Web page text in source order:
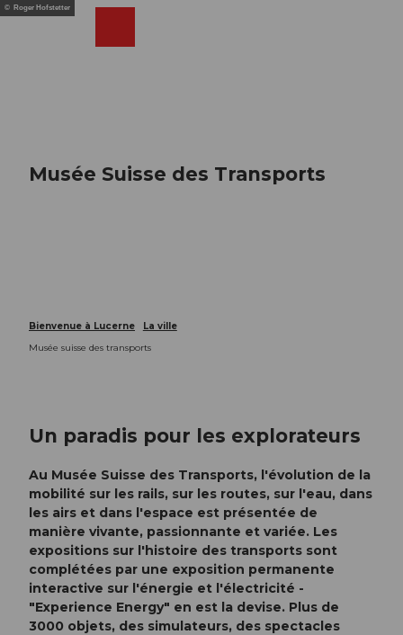
T© Roger Hofstetter
Musée Suisse des Transports
Bienvenue à Lucerne
La ville
Musée suisse des transports
Un paradis pour les explorateurs
Au Musée Suisse des Transports, l'évolution de la
mobilité sur les rails, sur les routes, sur l'eau, dans
les airs et dans l'espace est présentée de
manière vivante, passionnante et variée. Les
expositions sur l'histoire des transports sont
complétées par une exposition permanente
interactive sur l'énergie et l'électricité -
"Experience Energy" en est la devise. Plus de
3000 objets, des simulateurs, des spectacles